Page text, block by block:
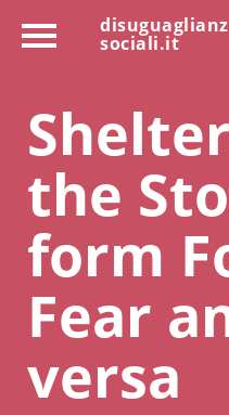
sociali.it
the
form
Fear
versa